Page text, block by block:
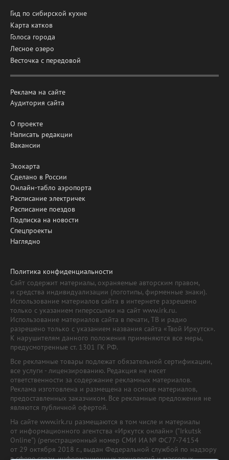
Гид по сибирской кухне
Карта катков
Голоса города
Лесное озеро
Весточка с передовой
Реклама на сайте
Аудитория сайта
О проекте
Написать редакции
Вакансии
Экокарта
Сделано в России
Онлайн-табло аэропорта
Расписание электричек
Расписание поездов
Подписка на новости
Спецпроекты
Наглядно
Политика конфиденциальности
Сайт содержит материалы, охраняемые авторским правом,
и средства индивидуализации (логотипы, фирменные знаки).
Использование материалов сайта в интернете разрешено
только с указанием гиперссылки на сайт www.irk.ru.
Использование материалов сайта в печати, ТВ и радио
разрешено только с указанием названия сайта «Твой Иркутск».
К нарушителям данного положения применяются все меры,
предусмотренные ст. 1301 ГК РФ.
Все рекламные товары подлежат обязательной сертификации,
все услуги - лицензированию. Редакция не несет
ответственности за содержание рекламных материалов.
Реклама изготовлена и размещена на основе материалов,
предоставленных заказчиком. Все рекламные предложения не
являются публичной офертой.
На сайте www.irk.ru размещаются в том числе и материалы
от информационного агентства «Иркутск онлайн» ("Irkutsk
Online") (регистрационный номер СМИ ИА № ФС77-74154
от 29 октября 2018 г., выдан Федеральной службой по надзору